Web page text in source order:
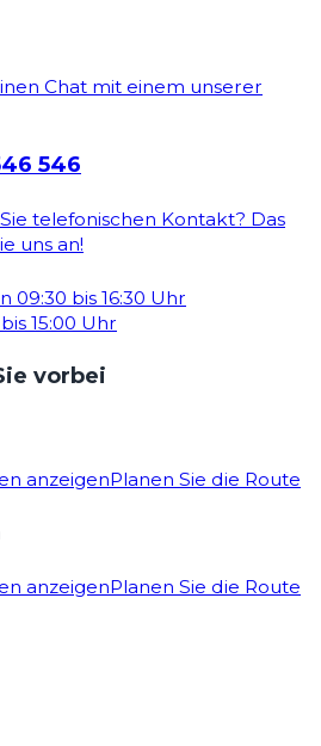
Chat mit einem unserer
546
telefonischen Kontakt? Das
uns an!
09:30 bis 16:30 Uhr
15:00 Uhr
vorbei
anzeigenPlanen Sie die Route
anzeigenPlanen Sie die Route